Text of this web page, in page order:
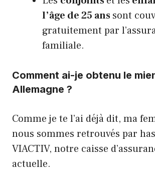
l’âge de 25 anssont
gratuitement par
familiale.
Comment ai-je obtenu le
Allemagne ?
Comme je te l’ai déjà dit, ma
nous sommes retrouvés par
VIACTIV, notre caisse
actuelle.